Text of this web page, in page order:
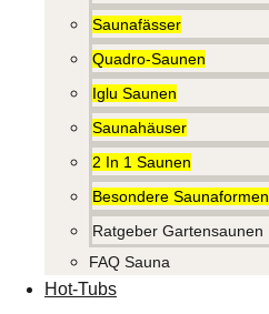
Saunafässer
Quadro-Saunen
Iglu Saunen
Saunahäuser
2 In 1 Saunen
Besondere Saunaformen
Ratgeber Gartensaunen
FAQ Sauna
Hot-Tubs